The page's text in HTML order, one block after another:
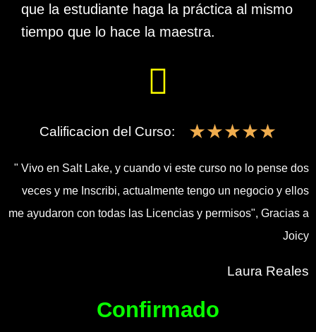
que la estudiante haga la práctica al mismo
tiempo que lo hace la maestra.
Calificacion del Curso: ☆☆☆☆☆
" Vivo en Salt Lake, y cuando vi este curso no lo pense dos
veces y me Inscribi, actualmente tengo un negocio y ellos
me ayudaron con todas las Licencias y permisos", Gracias a
Joicy
Laura Reales
Confirmado